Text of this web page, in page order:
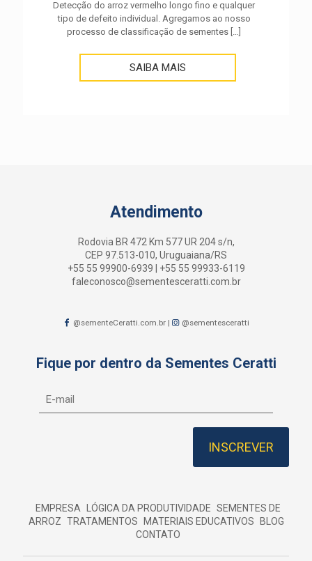
Detecção do arroz vermelho longo fino e qualquer
tipo de defeito individual. Agregamos ao nosso
processo de classificação de sementes
SAIBA MAIS
Atendimento
Rodovia BR 472 Km 577 UR 204 s/n,
CEP 97.513-010, Uruguaiana/RS
+55 55 99900-6939
+55 55 99933-6119
faleconosco@sementesceratti.com.br
Fique por dentro da Sementes Ceratti
@sementeCeratti.com.br | @sementesceratti
EMPRESA LÓGICA DA PRODUTIVIDADE SEMENTES DE
ARROZ TRATAMENTOS MATERIAIS EDUCATIVOS
BLOG
CONTATO